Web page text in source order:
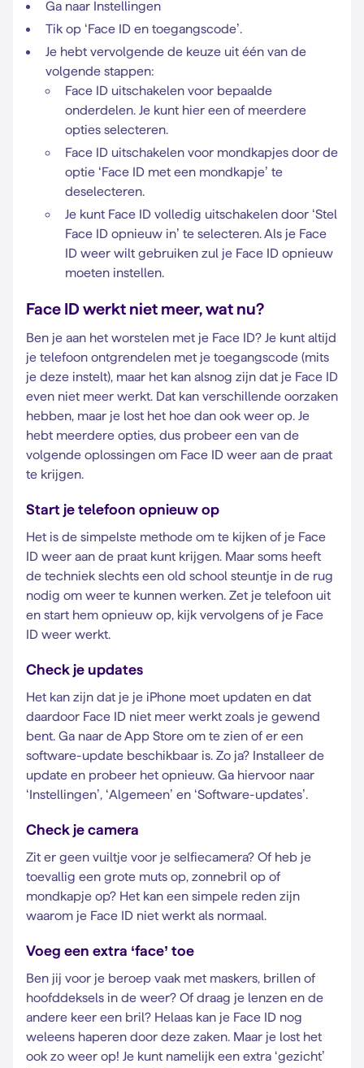
Ga naar Instellingen
Tik op ‘Face ID en toegangscode’.
Je hebt vervolgende de keuze uit één van de
volgende stappen:
Face ID uitschakelen voor bepaalde
onderdelen. Je kunt hier een of meerdere
opties selecteren.
Face ID uitschakelen voor mondkapjes door de
optie ‘Face ID met een mondkapje’ te
deselecteren.
Je kunt Face ID volledig uitschakelen door ‘Stel
Face ID opnieuw in’ te selecteren. Als je Face
ID weer wilt gebruiken zul je Face ID opnieuw
moeten instellen.
Face ID werkt niet meer, wat nu?
Ben je aan het worstelen met je Face ID? Je kunt altijd
je telefoon ontgrendelen met je toegangscode (mits
je deze instelt), maar het kan alsnog zijn dat je Face ID
even niet meer werkt. Dat kan verschillende oorzaken
hebben, maar je lost het hoe dan ook weer op. Je
hebt meerdere opties, dus probeer een van de
volgende oplossingen om Face ID weer aan de praat
te krijgen.
Start je telefoon opnieuw op
Het is de simpelste methode om te kijken of je Face
ID weer aan de praat kunt krijgen. Maar soms heeft
de techniek slechts een old school steuntje in de rug
nodig om weer te kunnen werken. Zet je telefoon uit
en start hem opnieuw op, kijk vervolgens of je Face
ID weer werkt.
Check je updates
Het kan zijn dat je je iPhone moet updaten en dat
daardoor Face ID niet meer werkt zoals je gewend
bent. Ga naar de App Store om te zien of er een
software-update beschikbaar is. Zo ja? Installeer de
update en probeer het opnieuw. Ga hiervoor naar
‘Instellingen’, ‘Algemeen’ en ‘Software-updates’.
Check je camera
Zit er geen vuiltje voor je selfiecamera? Of heb je
toevallig een grote muts op, zonnebril op of
mondkapje op? Het kan een simpele reden zijn
waarom je Face ID niet werkt als normaal.
Voeg een extra ‘face’ toe
Ben jij voor je beroep vaak met maskers, brillen of
hoofddeksels in de weer? Of draag je lenzen en de
andere keer een bril? Helaas kan je Face ID nog
weleens haperen door deze zaken. Maar je lost het
ook zo weer op! Je kunt namelijk een extra ‘gezicht’